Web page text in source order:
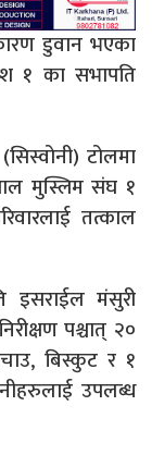
डुवान भएका
१ का सभापति
टोलमा
मुस्लिम संघ १
तत्काल
इसराईल मंसुरी
पश्चात् २०
बिस्कुट र १
उपलब्ध